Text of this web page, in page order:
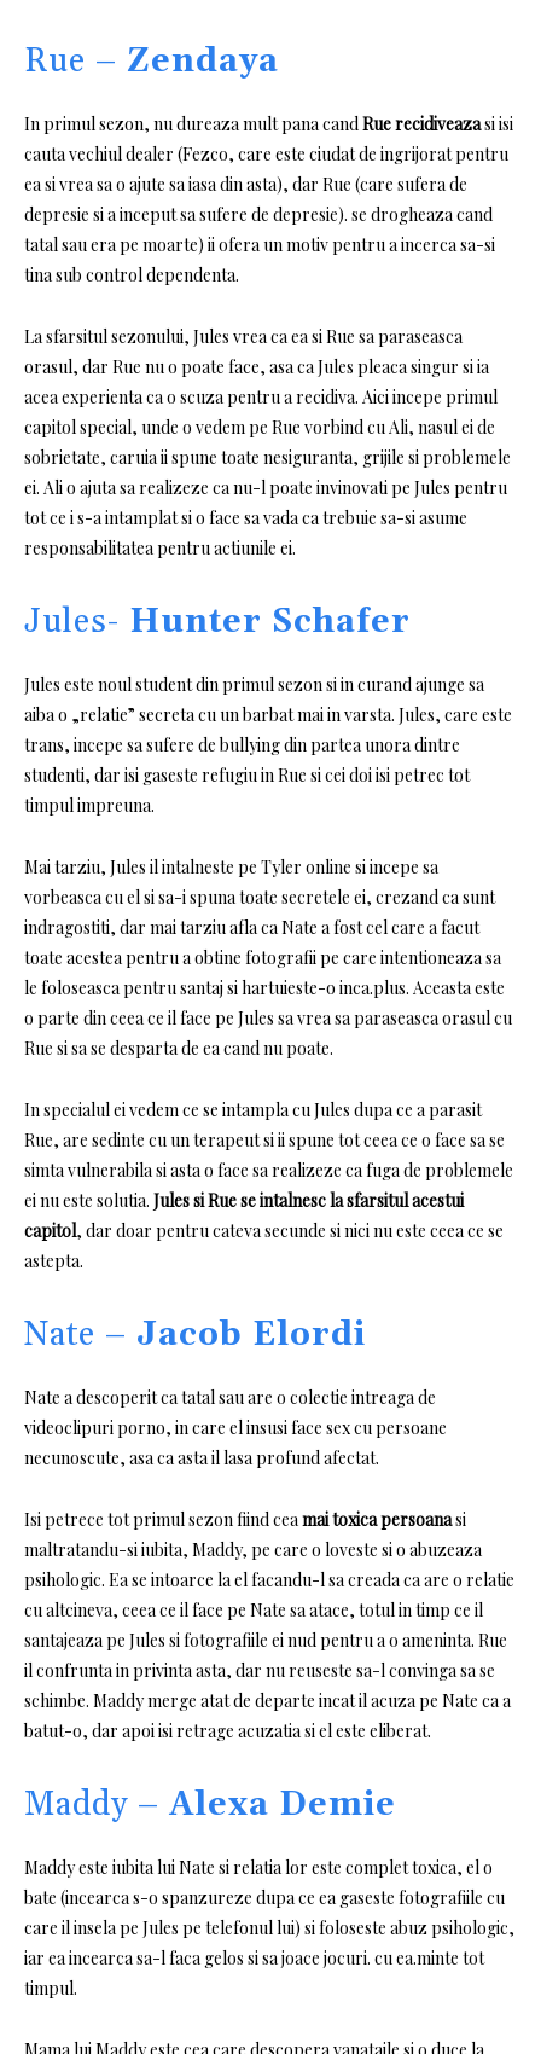
Rue – Zendaya
In primul sezon, nu dureaza mult pana candRue recidiveazasi isi
cauta vechiul dealer (Fezco, care este ciudat de ingrijorat pentru
ea si vrea sa o ajute sa iasa din asta), dar Rue (care sufera de
depresie si a inceput sa sufere de depresie). se drogheaza cand
tatal sau era pe moarte) ii ofera un motiv pentru a incerca sa-si
tina sub control dependenta.
La sfarsitul sezonului, Jules vrea ca ea si Rue sa paraseasca
orasul, dar Rue nu o poate face, asa ca Jules pleaca singur si ia
acea experienta ca o scuza pentru a recidiva. Aici incepe primul
capitol special, unde o vedem pe Rue vorbind cu Ali, nasul ei de
sobrietate, caruia ii spune toate nesiguranta, grijile si problemele
ei. Ali o ajuta sa realizeze ca nu-l poate invinovati pe Jules pentru
tot ce i s-a intamplat si o face sa vada ca trebuie sa-si asume
responsabilitatea pentru actiunile ei.
Jules- Hunter Schafer
Jules este noul student din primul sezon si in curand ajunge sa
aiba o „relatie” secreta cu un barbat mai in varsta. Jules, care este
trans, incepe sa sufere de bullying din partea unora dintre
studenti, dar isi gaseste refugiu in Rue si cei doi isi petrec tot
timpul impreuna.
Mai tarziu, Jules il intalneste pe Tyler online si incepe sa
vorbeasca cu el si sa-i spuna toate secretele ei, crezand ca sunt
indragostiti, dar mai tarziu afla ca Nate a fost cel care a facut
toate acestea pentru a obtine fotografii pe care intentioneaza sa
le foloseasca pentru santaj si hartuieste-o inca.plus. Aceasta este
o parte din ceea ce il face pe Jules sa vrea sa paraseasca orasul cu
Rue si sa se desparta de ea cand nu poate.
In specialul ei vedem ce se intampla cu Jules dupa ce a parasit
Rue, are sedinte cu un terapeut si ii spune tot ceea ce o face sa se
simta vulnerabila si asta o face sa realizeze ca fuga de problemele
ei nu este solutia. Jules si Rue se intalnesc la sfarsitul acestui
capitol, dar doar pentru cateva secunde si nici nu este ceea ce se
astepta.
Nate – Jacob Elordi
Nate a descoperit ca tatal sau are o colectie intreaga de
videoclipuri porno, in care el insusi face sex cu persoane
necunoscute, asa ca asta il lasa profund afectat.
Isi petrece tot primul sezon fiind ceamai toxica persoanasi
maltratandu-si iubita, Maddy, pe care o loveste si o abuzeaza
psihologic. Ea se intoarce la el facandu-l sa creada ca are o relatie
cu altcineva, ceea ce il face pe Nate sa atace, totul in timp ce il
santajeaza pe Jules si fotografiile ei nud pentru a o ameninta. Rue
il confrunta in privinta asta, dar nu reuseste sa-l convinga sa se
schimbe. Maddy merge atat de departe incat il acuza pe Nate ca a
batut-o, dar apoi isi retrage acuzatia si el este eliberat.
Maddy – Alexa Demie
Maddy este iubita lui Nate si relatia lor este complet toxica, el o
bate (incearca s-o spanzureze dupa ce ea gaseste fotografiile cu
care il insela pe Jules pe telefonul lui) si foloseste abuz psihologic,
iar ea incearca sa-l faca gelos si sa joace jocuri. cu ea.minte tot
timpul.